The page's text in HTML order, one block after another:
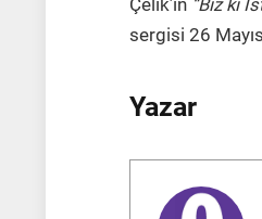
Çelik’in “Biz ki
sergisi 26
Yazar